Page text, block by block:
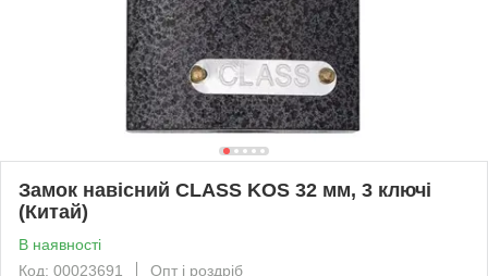
Замок навісний CLASS KOS 32 мм, 3 ключі
(Китай)
В наявності
Код: 00023691
Опт і роздріб